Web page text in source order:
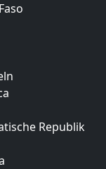
Republik